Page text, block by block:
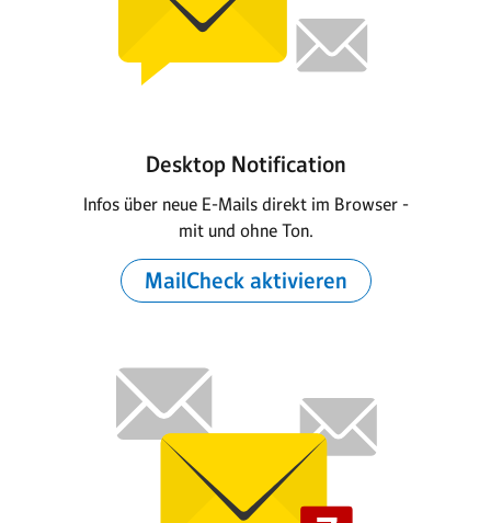
Desktop Notification
Infos über neue E-Mails direkt im Browser -
mit und ohne Ton.
MailCheck aktivieren